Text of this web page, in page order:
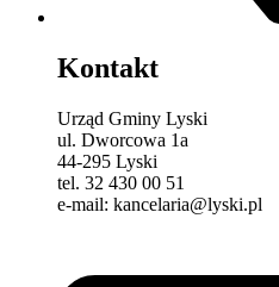
Kontakt
Urząd Gminy Lyski
ul. Dworcowa 1a
44-295 Lyski
tel. 32 430 00 51
e-mail: kancelaria@lyski.pl